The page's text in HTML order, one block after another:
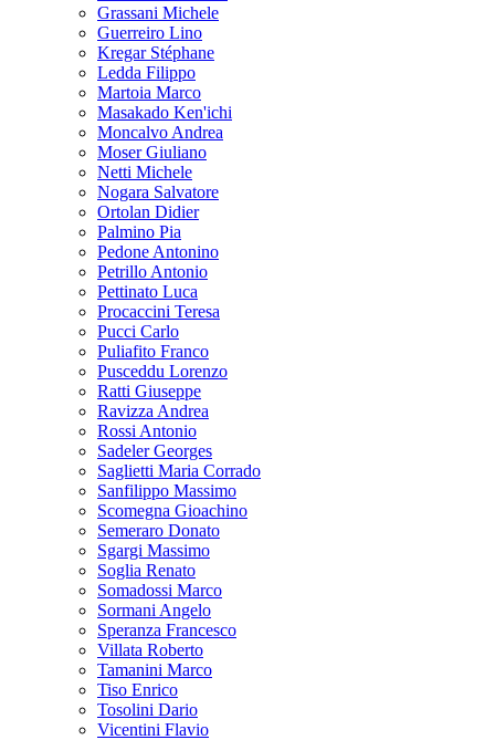
Grassani Michele
Guerreiro Lino
Kregar Stéphane
Ledda Filippo
Martoia Marco
Masakado Ken'ichi
Moncalvo Andrea
Moser Giuliano
Netti Michele
Nogara Salvatore
Ortolan Didier
Palmino Pia
Pedone Antonino
Petrillo Antonio
Pettinato Luca
Procaccini Teresa
Pucci Carlo
Puliafito Franco
Pusceddu Lorenzo
Ratti Giuseppe
Ravizza Andrea
Rossi Antonio
Sadeler Georges
Saglietti Maria Corrado
Sanfilippo Massimo
Scomegna Gioachino
Semeraro Donato
Sgargi Massimo
Soglia Renato
Somadossi Marco
Sormani Angelo
Speranza Francesco
Villata Roberto
Tamanini Marco
Tiso Enrico
Tosolini Dario
Vicentini Flavio